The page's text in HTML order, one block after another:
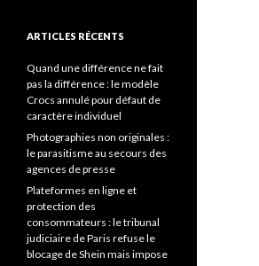
ARTICLES RÉCENTS
Quand une différence ne fait
pas la différence : le modèle
Crocs annulé pour défaut de
caractère individuel
Photographies non originales :
le parasitisme au secours des
agences de presse
Plateformes en ligne et
protection des
consommateurs : le tribunal
judiciaire de Paris refuse le
blocage de Shein mais impose